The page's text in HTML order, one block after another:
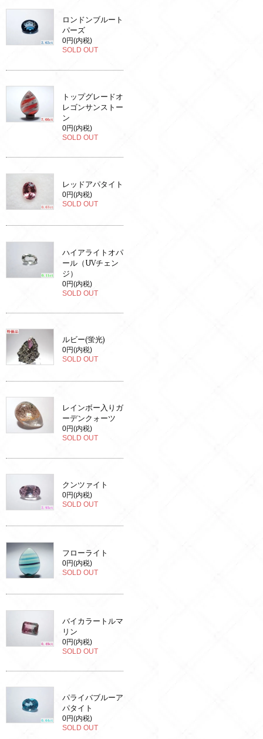
ロンドンブルート
パーズ
0円(内税)
SOLD OUT
トップグレードオ
レゴンサンストー
ン
0円(内税)
SOLD OUT
レッドアパタイト
0円(内税)
SOLD OUT
ハイアライトオパ
ール（UVチェン
ジ）
0円(内税)
SOLD OUT
ルビー(蛍光)
0円(内税)
SOLD OUT
レインボー入りガ
ーデンクォーツ
0円(内税)
SOLD OUT
クンツァイト
0円(内税)
SOLD OUT
フローライト
0円(内税)
SOLD OUT
バイカラートルマ
リン
0円(内税)
SOLD OUT
パライバブルーア
パタイト
0円(内税)
SOLD OUT